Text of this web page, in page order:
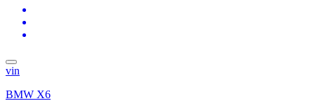
vin
BMW X6